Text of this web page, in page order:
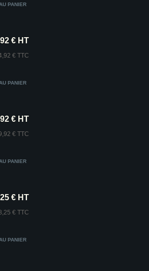
€ HT
€ TTC
€ HT
€ TTC
€ HT
€ TTC